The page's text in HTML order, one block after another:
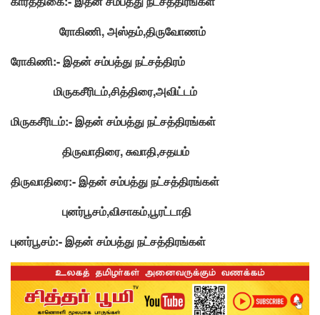
ரோகிணி, அஸ்தம்,திருவோணம்
ரோகிணி:- இதன் சம்பத்து நட்சத்திரம்
மிருகசீரிடம்,சித்திரை,அவிட்டம்
மிருகசீரிடம்:- இதன் சம்பத்து நட்சத்திரங்கள்
திருவாதிரை, சுவாதி,சதயம்
திருவாதிரை:- இதன் சம்பத்து நட்சத்திரங்கள்
புனர்பூசம்,விசாகம்,பூரட்டாதி
புனர்பூசம்:- இதன் சம்பத்து நட்சத்திரங்கள்